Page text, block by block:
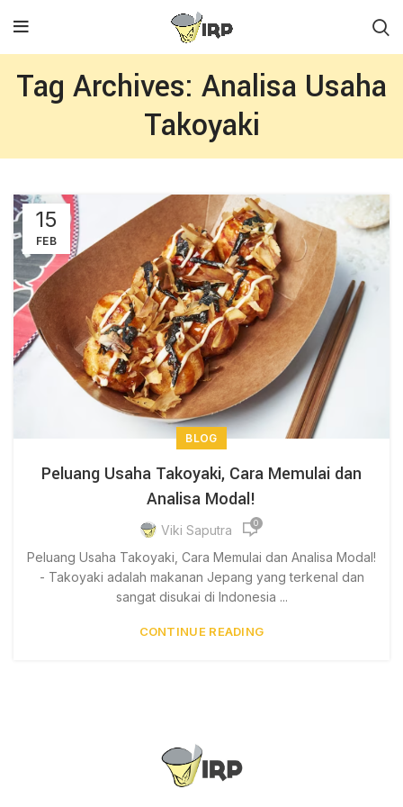
Tag Archives: Analisa Usaha
Takoyaki
15
FEB
BLOG
Peluang Usaha Takoyaki, Cara Memulai dan
Analisa Modal!
Viki Saputra 0
Peluang Usaha Takoyaki, Cara Memulai dan Analisa Modal!
- Takoyaki adalah makanan Jepang yang terkenal dan
sangat disukai di Indonesia ...
CONTINUE READING